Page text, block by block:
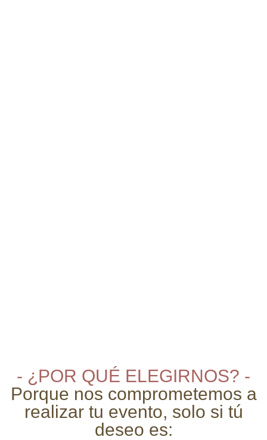
- ¿POR QUÉ ELEGIRNOS? -
Porque nos comprometemos a
realizar tu evento, solo si tú
deseo es: